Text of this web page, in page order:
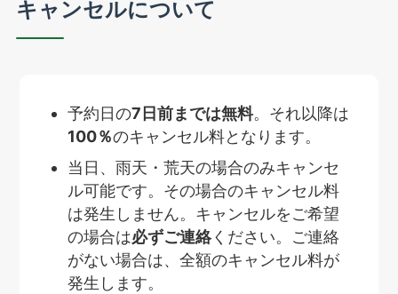
キャンセルについて
予約日の7日前までは無料。それ以降は
100％のキャンセル料となります。
当日、雨天・荒天の場合のみキャンセ
ル可能です。その場合のキャンセル料
は発生しません。キャンセルをご希望
の場合は必ずご連絡ください。ご連絡
がない場合は、全額のキャンセル料が
発生します。